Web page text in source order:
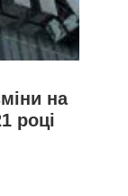
на
році